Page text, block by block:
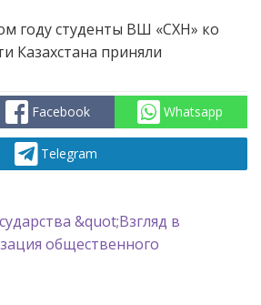
году студенты ВШ «СХН» ко
Казахстана приняли
Facebook Whatsapp
Telegram